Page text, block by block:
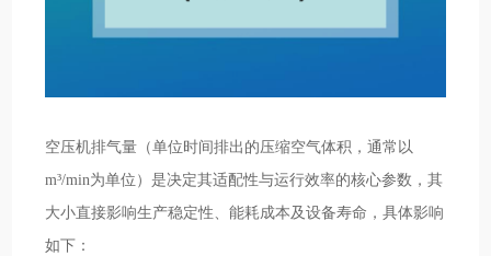
空压机排气量（单位时间排出的压缩空气体积，通常以
m³/min为单位）是决定其适配性与运行效率的核心参数，其
大小直接影响生产稳定性、能耗成本及设备寿命，具体影响
如下：